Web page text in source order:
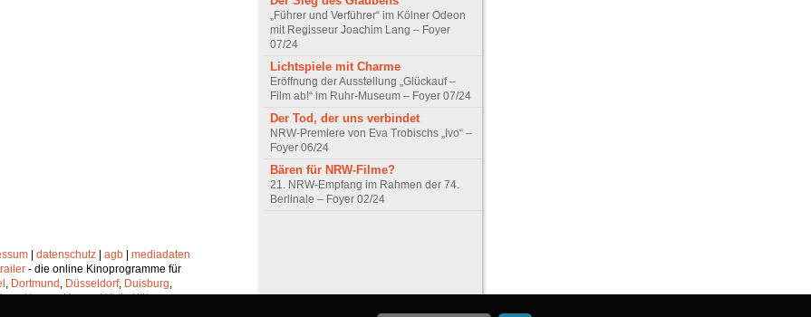
„Führer und Verführer“ im Kölner Odeon
mit Regisseur Joachim Lang – Foyer
07/24
Lichtspiele mit Charme
Eröffnung der Ausstellung „Glückauf –
Film ab!“ im Ruhr-Museum – Foyer 07/24
Der Tod, der uns verbindet
NRW-Premiere von Eva Trobischs „Ivo“ –
Foyer 06/24
Bären für NRW-Filme?
21. NRW-Empfang im Rahmen der 74.
Berlinale – Foyer 02/24
| datenschutz| agb| mediadaten
- die online Kinoprogramme für
, Dortmund , Düsseldorf, Duisburg,
,Hagen,Herne,Hürth,Köln,